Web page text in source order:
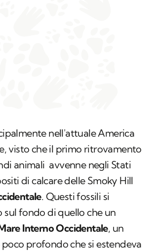
nell'attuale America
visto che il primo ritrovamento
animali avvenne negli Stati
di calcare delle Smoky Hill
. Questi fossili si
sul fondo di quello che un
Interno Occidentale, un
profondo che si estendeva